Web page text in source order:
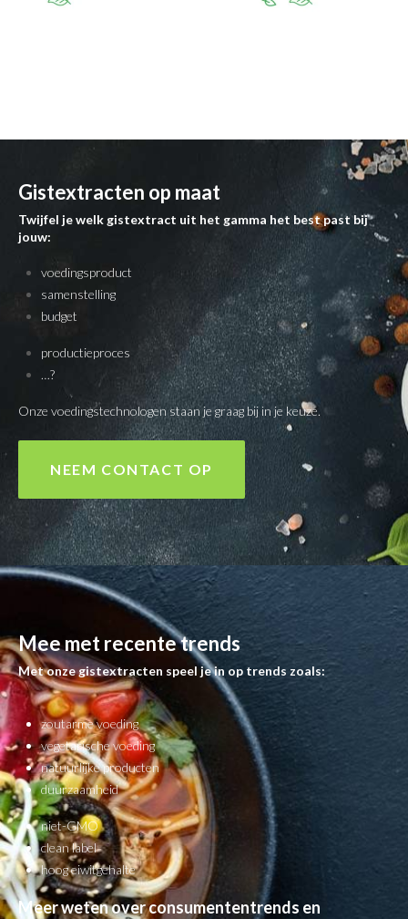
Gistextracten op maat
Twijfel je welk gistextract uit het gamma het best past bij
jouw:
voedingsproduct
samenstelling
budget
productieproces
…?
Onze voedingstechnologen staan je graag bij in je keuze.
NEEM CONTACT OP
Mee met recente trends
Met onze gistextracten speel je in op trends zoals:
zoutarme voeding
vegetarische voeding
natuurlijke producten
duurzaamheid
niet-GMO
clean label
hoog eiwitgehalte
Meer weten over consumententrends en